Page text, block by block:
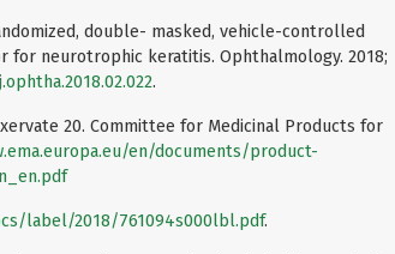
double- masked, vehicle-controlled
neurotrophic keratitis. Ophthalmology. 2018;
.
20. Committee for Medicinal Products for
en/documents/product-
label/2018/761094s000lbl.pdf.